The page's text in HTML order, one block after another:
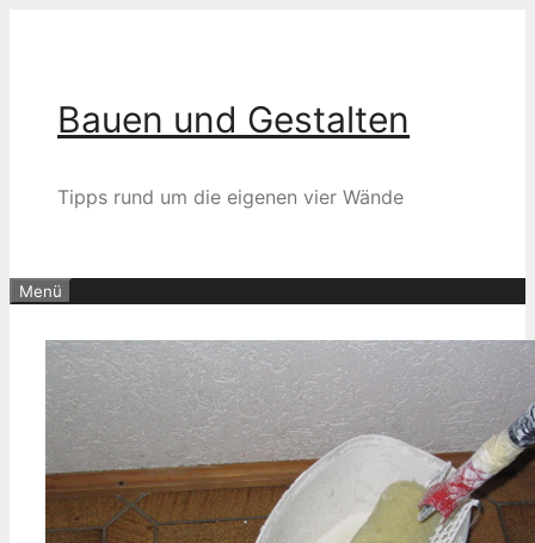
Bauen und Gestalten
Tipps rund um die eigenen vier Wände
Menü